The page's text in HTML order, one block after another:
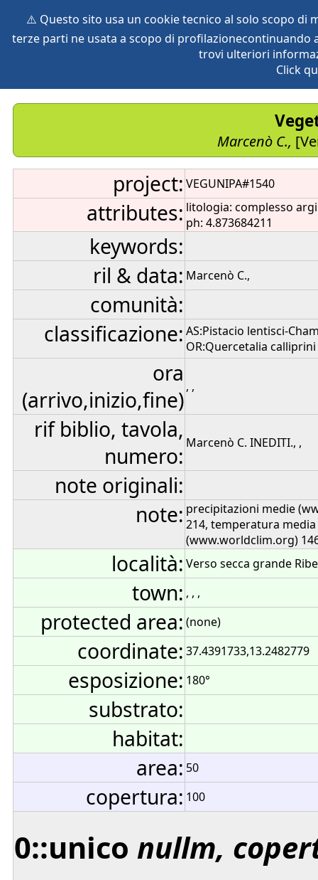
⚠️ Questo sito usa un cookie tecnico al solo scopo di
terze parti ne usata a scopo di
trovi ulteriori
Click
vegetation global db
Marcenò C.,
project: VEGUNIPA#1540
attributes: litologia: complesso
ph: 4.873684211
keywords:
ril & data: Marcenò C.,
comunità:
classificazione: AS:Pistacio lentisci-
OR:Quercetalia
ora
(arrivo,inizio,fine), ,
rif biblio, tavola,
numero: Marcenò C. INEDITI., ,
note originali:
note: precipitazioni medie
214, temperatura
(www.worldclim.org)
località: Verso secca grande
town: , , ,
protected area: (none)
coordinate: 37.4391733,13.2482779
esposizione: 180°
substrato:
habitat:
area: 50
copertura: 100
0::unico nullm,